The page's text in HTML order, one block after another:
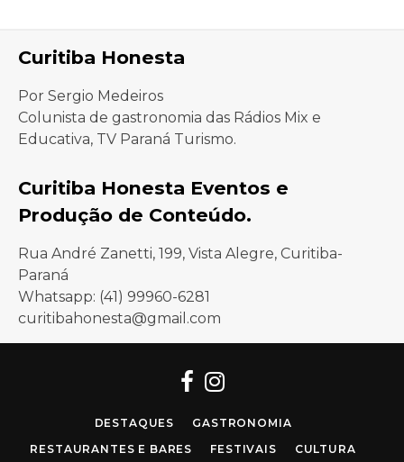
Curitiba Honesta
Por Sergio Medeiros
Colunista de gastronomia das Rádios Mix e
Educativa, TV Paraná Turismo.
Curitiba Honesta Eventos e
Produção de Conteúdo.
Rua André Zanetti, 199, Vista Alegre, Curitiba-
Paraná
Whatsapp: (41) 99960-6281
curitibahonesta@gmail.com
Facebook
Instagram
DESTAQUES
GASTRONOMIA
RESTAURANTES E BARES
FESTIVAIS CULTURA